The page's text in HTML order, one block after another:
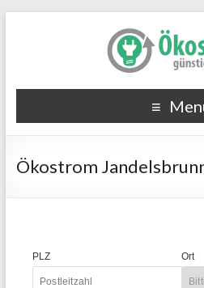
Ökostrom